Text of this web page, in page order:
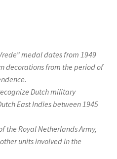
medal dates from 1949
decorations from the period of
Dutch military
East Indies between 1945
the Royal Netherlands Army,
units involved in the